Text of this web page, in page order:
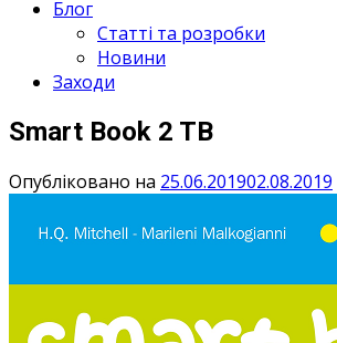
Блог
Статті та розробки
Новини
Заходи
Smart Book 2 TB
Опубліковано на 25.06.201902.08.2019